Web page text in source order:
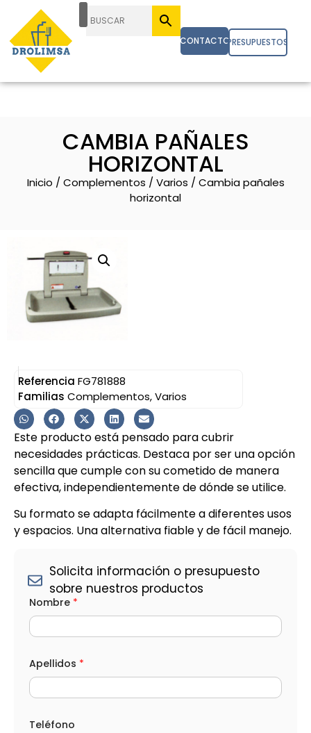
CONTACTOPRESUPUESTOS
CAMBIA PAÑALES
HORIZONTAL
Inicio / Complementos / Varios / Cambia pañales
horizontal
Referencia FG781888
Familias Complementos,Varios
Este producto está pensado para cubrir
necesidades prácticas. Destaca por ser una opción
sencilla que cumple con su cometido de manera
efectiva, independientemente de dónde se utilice.
Su formato se adapta fácilmente a diferentes usos
y espacios. Una alternativa fiable y de fácil manejo.
Solicita información o presupuesto
sobre nuestros productos
Nombre *
Apellidos *
Teléfono